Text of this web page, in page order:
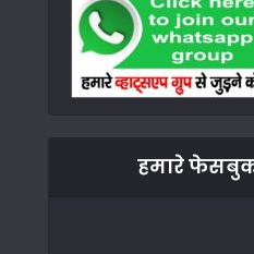
हमारे